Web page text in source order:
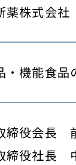
薬株式会社
・機能食品
締役会長
締役社長